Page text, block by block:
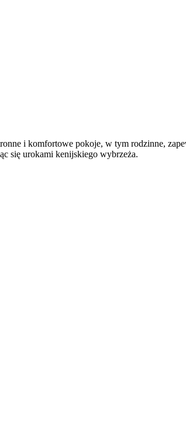
i komfortowe pokoje, w tym rodzinne,
się urokami kenijskiego wybrzeża.